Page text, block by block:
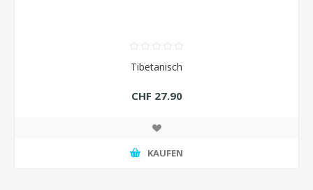
Tibetanisch
CHF 27.90
KAUFEN